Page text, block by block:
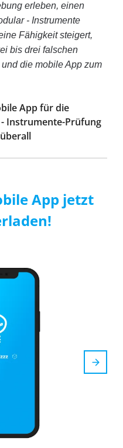
erleben, einen
- Instrumente
Fähigkeit steigert,
bis drei falschen
die mobile App zum
App für die
Instrumente-Prüfung
App jetzt